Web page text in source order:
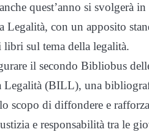
quest’anno si svolgerà
Legalità, con un apposito
sul tema della legalità.
il secondo Bibliobus
(BILL), una
scopo di diffondere e
e responsabilità tra le